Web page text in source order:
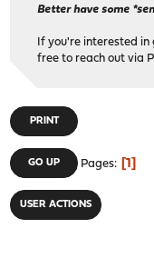
Better have some
If you're interested
free to reach out via
PRINT
GO UP Pages 1
USER ACTIONS